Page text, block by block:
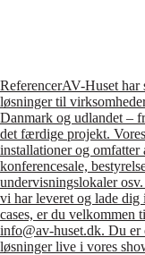
ReferencerAV-Huset har
løsninger til
Danmark og udlandet –
det færdige projekt.
installationer og
konferencesale,
undervisningslokaler
vi har leveret og lade dig
cases, er du velkommen
info@av-huset.dk. Du er
løsninger live i vores